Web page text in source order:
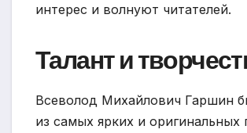
интерес и волнуют читателей.
Талант и
Всеволод Михайлович Гаршин
из самых ярких и оригинальных